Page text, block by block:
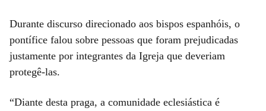
Durante discurso direcionado aos bispos espanhóis, o
pontífice falou sobre pessoas que foram prejudicadas
justamente por integrantes da Igreja que deveriam
protegê-las.
“Diante desta praga, a comunidade eclesiástica é